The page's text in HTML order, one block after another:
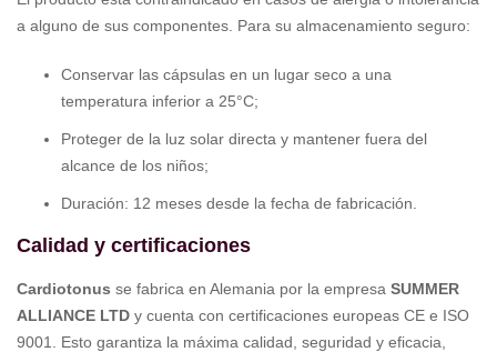
a alguno de sus componentes. Para su almacenamiento seguro:
Conservar las cápsulas en un lugar seco a una
temperatura inferior a 25°C;
Proteger de la luz solar directa y mantener fuera del
alcance de los niños;
Duración: 12 meses desde la fecha de fabricación.
Calidad y certificaciones
Cardiotonus se fabrica en Alemania por la empresa SUMMER
ALLIANCE LTD y cuenta con certificaciones europeas CE e ISO
9001. Esto garantiza la máxima calidad, seguridad y eficacia,